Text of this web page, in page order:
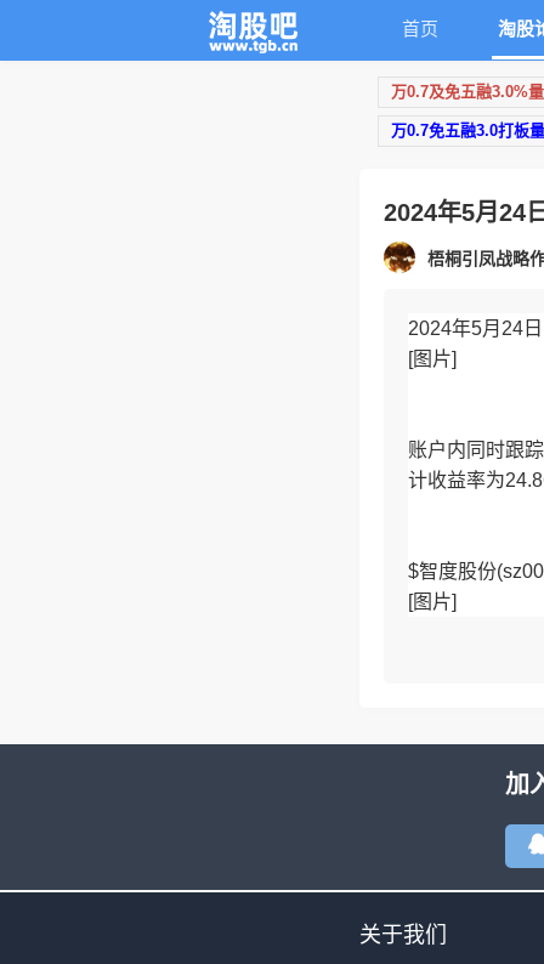
首页 淘股
万0.7及免五融3.0%
万0.7免五融3.0打板
2024年5月24
梧桐引凤战略
2024年5月24日
[图片]
账户内同时跟
计收益率为
$智度股份
[图片]
加
关于我们